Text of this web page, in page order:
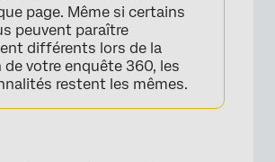
page. Même si certains
peuvent paraître
différents lors de la
de votre enquête 360, les
restent les mêmes.